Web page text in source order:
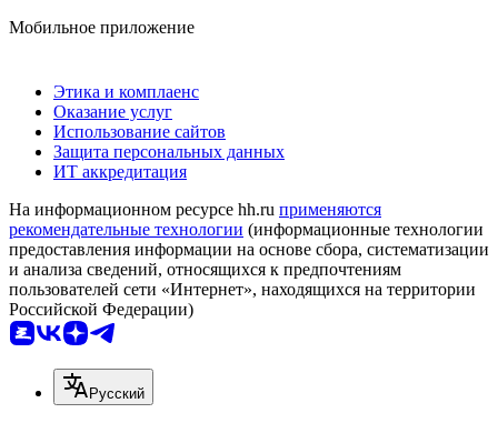
Мобильное приложение
Этика и комплаенс
Оказание услуг
Использование сайтов
Защита персональных данных
ИТ аккредитация
На информационном ресурсе hh.ru применяются
рекомендательные технологии (информационные технологии
предоставления информации на основе сбора, систематизации
и анализа сведений, относящихся к предпочтениям
пользователей сети «Интернет», находящихся на территории
Российской Федерации)
Русский